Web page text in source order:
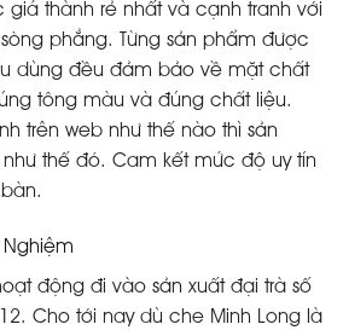
thành rẻ nhất và cạnh tranh với
phẳng. Từng sản phẩm được
dùng đều đảm bảo về mặt chất
tông màu và đúng chất liệu.
trên web như thế nào thì sản
thế đó. Cam kết mức độ uy tín
Nghiệm
động đi vào sản xuất đại trà số
Cho tới nay dù che Minh Long là